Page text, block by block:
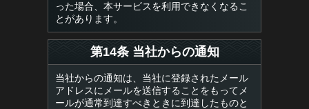
った場合、本サービスを利用できなくなるこ
とがあります。
第14条 当社からの通知
当社からの通知は、当社に登録されたメール
アドレスにメールを送信することをもってメ
ールが通常到達すべきときに到達したものと